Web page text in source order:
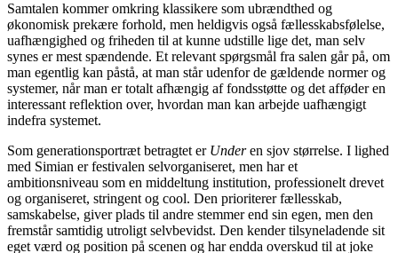
Samtalen kommer omkring klassikere som ubrændthed og
økonomisk prekære forhold, men heldigvis også fællesskabsfølelse,
uafhængighed og friheden til at kunne udstille lige det, man selv
synes er mest spændende. Et relevant spørgsmål fra salen går på, om
man egentlig kan påstå, at man står udenfor de gældende normer og
systemer, når man er totalt afhængig af fondsstøtte og det afføder en
interessant reflektion over, hvordan man kan arbejde uafhængigt
indefra systemet.
Som generationsportræt betragtet erUnderen sjov størrelse. I lighed
med Simian er festivalen selvorganiseret, men har et
ambitionsniveau som en middeltung institution, professionelt drevet
og organiseret, stringent og cool. Den prioriterer fællesskab,
samskabelse, giver plads til andre stemmer end sin egen, men den
fremstår samtidig utroligt selvbevidst. Den kender tilsyneladende sit
eget værd og position på scenen og har endda overskud til at joke